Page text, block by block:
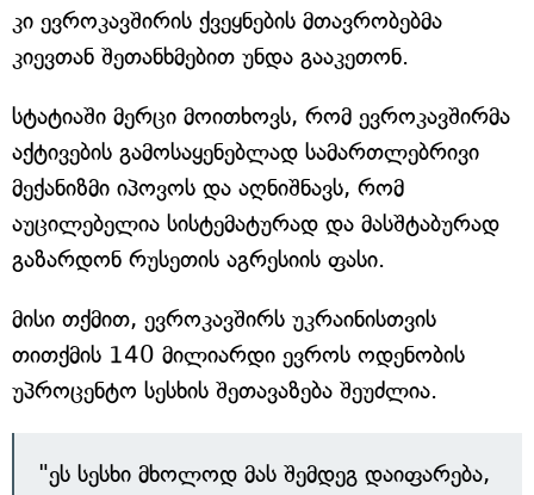
კი ევროკავშირის ქვეყნების მთავრობებმა
კიევთან შეთანხმებით უნდა გააკეთონ.
სტატიაში მერცი მოითხოვს, რომ ევროკავშირმა
აქტივების გამოსაყენებლად სამართლებრივი
მექანიზმი იპოვოს და აღნიშნავს, რომ
აუცილებელია სისტემატურად და მასშტაბურად
გაზარდონ რუსეთის აგრესიის ფასი.
მისი თქმით, ევროკავშირს უკრაინისთვის
თითქმის 140 მილიარდი ევროს ოდენობის
უპროცენტო სესხის შეთავაზება შეუძლია.
"ეს სესხი მხოლოდ მას შემდეგ დაიფარება,